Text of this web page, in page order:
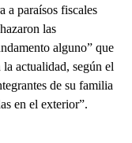
a paraísos fiscales
las
alguno” que
actualidad, según el
de su familia
en el exterior”.